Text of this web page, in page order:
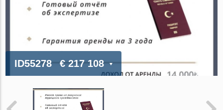
ID55278 € 217 108